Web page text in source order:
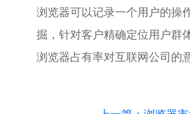
浏览器可以记录一个用户的操
掘，针对客户精确定位用户群
浏览器占有率对互联网公司的